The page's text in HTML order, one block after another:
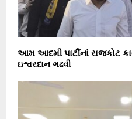
આમ આદમી પાર્ટીનાં રાજકોટ
ઇશ્વરદાન ગઢવી